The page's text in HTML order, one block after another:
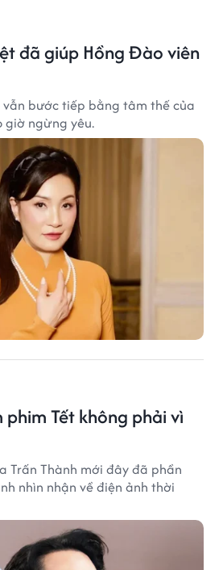
đã giúp Hồng Đào viên
bước tiếp bằng tâm thế của
ngừng yêu.
phim Tết không phải vì
Trấn Thành mới đây đã phần
nhìn nhận về điện ảnh thời